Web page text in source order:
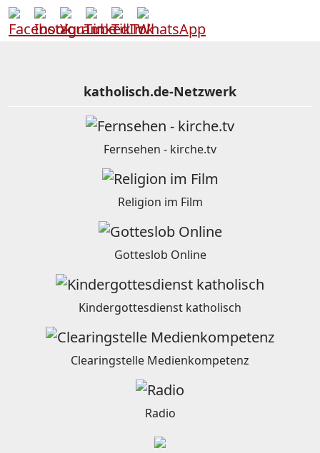
katholisch.de-Netzwerk
Fernsehen - kirche.tv
Religion im Film
Gotteslob Online
Kindergottesdienst katholisch
Clearingstelle Medienkompetenz
Radio